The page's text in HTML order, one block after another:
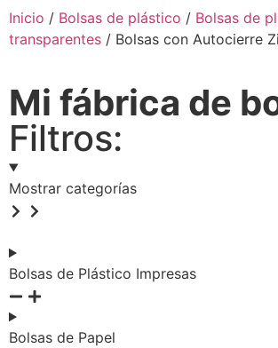
Inicio / Bolsas de plástico / Bolsas de
transparentes / Bolsas con Autocierre
Mi fábrica de
Filtros:
Mostrar categorías
Bolsas de Plástico Impresas
Bolsas de Papel